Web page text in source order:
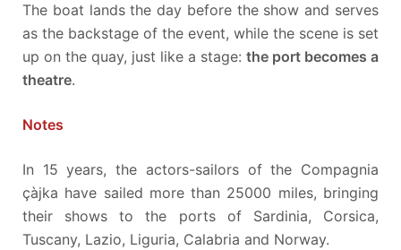
The boat lands the day before the show and serves
as the backstage of the event, while the scene is set
up on the quay, just like a stage: the port becomes a
theatre.
Notes
In 15 years, the actors-sailors of the Compagnia
çàjka have sailed more than 25000 miles, bringing
their shows to the ports of Sardinia, Corsica,
Tuscany, Lazio, Liguria, Calabria and Norway.